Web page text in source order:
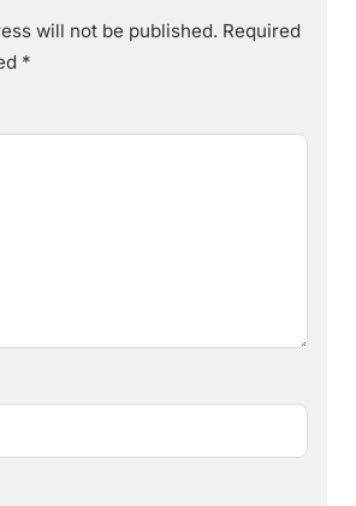
will not be published. Required
*